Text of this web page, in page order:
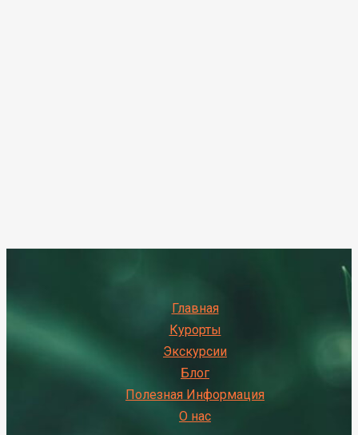
Главная
Курорты
Экскурсии
Блог
Полезная Информация
О нас